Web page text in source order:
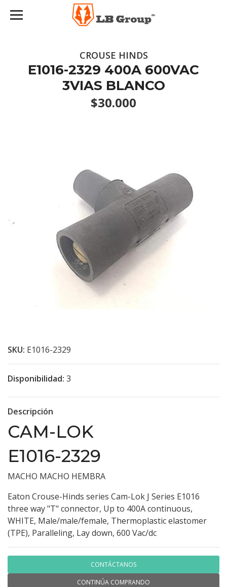
CROUSE HINDS
E1016-2329 400A 600VAC
3VIAS BLANCO
$30.000
SKU: E1016-2329
Disponibilidad: 3
Descripción
CAM-LOK
E1016-2329
MACHO MACHO HEMBRA
Eaton Crouse-Hinds series Cam-Lok J Series E1016
three way "T" connector, Up to 400A continuous,
WHITE, Male/male/female, Thermoplastic elastomer
(TPE), Paralleling, Lay down, 600 Vac/dc
CONTÁCTANOS
CONTINÚA COMPRANDO